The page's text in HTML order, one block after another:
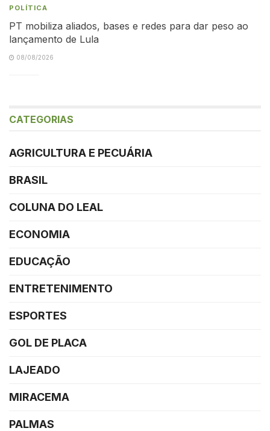
POLÍTICA
PT mobiliza aliados, bases e redes para dar peso ao
lançamento de Lula
08/08/2026
CATEGORIAS
AGRICULTURA E PECUÁRIA
BRASIL
COLUNA DO LEAL
ECONOMIA
EDUCAÇÃO
ENTRETENIMENTO
ESPORTES
GOL DE PLACA
LAJEADO
MIRACEMA
PALMAS